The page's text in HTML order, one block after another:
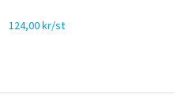
124,00 kr/st